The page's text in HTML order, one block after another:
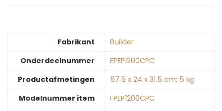
Fabrikant
‎Builder
Onderdeelnummer
‎FPEP1200CPC
Productafmetingen
‎57.5 x 24 x 31.5 cm; 5 kg
Modelnummer item
‎FPEP1200CPC